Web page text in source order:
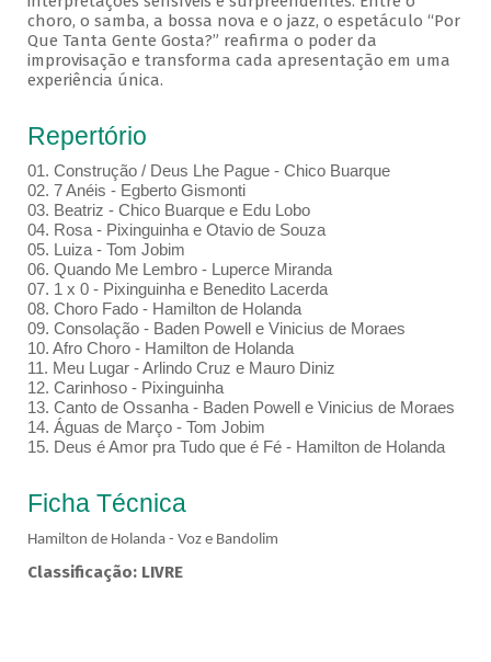
choro, o samba, a bossa nova e o jazz, o espetáculo “Por
Que Tanta Gente Gosta?” reafirma o poder da
improvisação e transforma cada apresentação em uma
experiência única.
Repertório
01. Construção / Deus Lhe Pague - Chico Buarque
02. 7 Anéis - Egberto Gismonti
03. Beatriz - Chico Buarque e Edu Lobo
04. Rosa - Pixinguinha e Otavio de Souza
05. Luiza - Tom Jobim
06. Quando Me Lembro - Luperce Miranda
07. 1 x 0 - Pixinguinha e Benedito Lacerda
08. Choro Fado - Hamilton de Holanda
09. Consolação - Baden Powell e Vinicius de Moraes
10. Afro Choro - Hamilton de Holanda
11. Meu Lugar - Arlindo Cruz e Mauro Diniz
12. Carinhoso - Pixinguinha
13. Canto de Ossanha - Baden Powell e Vinicius de Moraes
14. Águas de Março - Tom Jobim
15. Deus é Amor pra Tudo que é Fé - Hamilton de Holanda
Ficha Técnica
Hamilton de Holanda - Voz e Bandolim
Classificação: LIVRE